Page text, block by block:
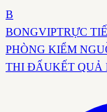
B
BONGVIPTRỰC
PHÒNG KIỂM
THI ĐẤUKẾT QUẢ